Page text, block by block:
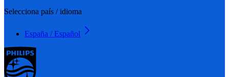
Selecciona país / idioma
España / Español